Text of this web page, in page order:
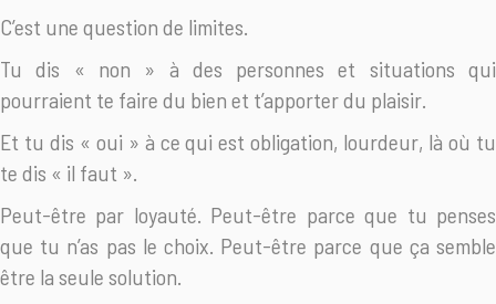
C’est une question de limites.
Tu dis « non » à des personnes et situations qui
pourraient te faire du bien et t’apporter du plaisir.
Et tu dis « oui » à ce qui est obligation, lourdeur, là où tu
te dis « il faut ».
Peut-être par loyauté. Peut-être parce que tu penses
que tu n’as pas le choix. Peut-être parce que ça semble
être la seule solution.